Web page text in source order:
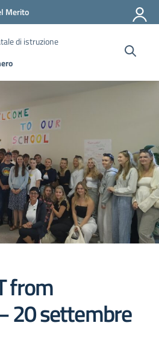
Merito
di istruzione
from
20 settembre